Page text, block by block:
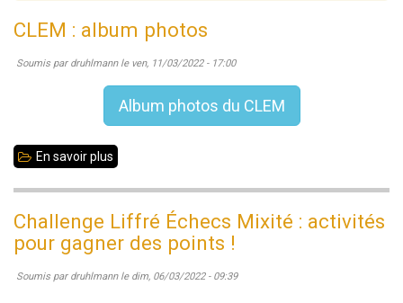
CLEM : album photos
Soumis par druhlmannle ven, 11/03/2022 - 17:00
Album photos du CLEM
En savoir plus
album
Challenge Liffré Échecs Mixité : activités
pour gagner des points !
Soumis par druhlmannle dim, 06/03/2022 - 09:39